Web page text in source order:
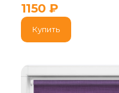
1150 ₽
Купить